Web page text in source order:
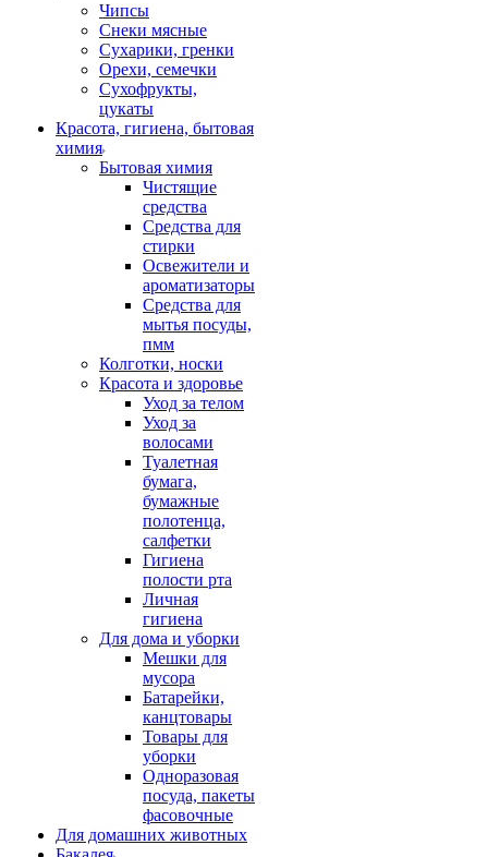
Чипсы
Снеки мясные
Сухарики, гренки
Орехи, семечки
Сухофрукты,
цукаты
Красота, гигиена, бытовая
химия
Бытовая химия
Чистящие
средства
Средства для
стирки
Освежители и
ароматизаторы
Средства для
мытья посуды,
пмм
Колготки, носки
Красота и здоровье
Уход за телом
Уход за
волосами
Туалетная
бумага,
бумажные
полотенца,
салфетки
Гигиена
полости рта
Личная
гигиена
Для дома и уборки
Мешки для
мусора
Батарейки,
канцтовары
Товары для
уборки
Одноразовая
посуда, пакеты
фасовочные
Для домашних животных